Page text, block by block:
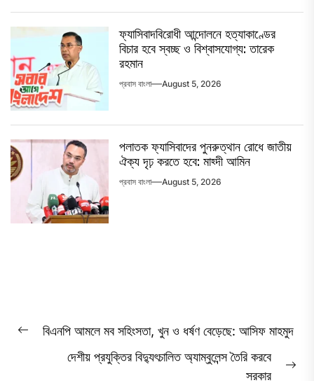
ফ্যাসিবাদবিরোধী আন্দোলনে হত্যাকাণ্ডের
বিচার হবে স্বচ্ছ ও বিশ্বাসযোগ্য: তারেক
রহমান
প্রবাস বাংলা August 5, 2026
পলাতক ফ্যাসিবাদের পুনরুত্থান রোধে জাতীয়
ঐক্য দৃঢ় করতে হবে: মাহ্দী আমিন
প্রবাস বাংলা August 5, 2026
Post
navigation
Previous
বিএনপি আমলে মব সহিংসতা, খুন ও ধর্ষণ বেড়েছে: আসিফ মাহমুদ
দেশীয় প্রযুক্তির বিদ্যুৎচালিত অ্যাম্বুলেন্স তৈরি করবে
সরকার